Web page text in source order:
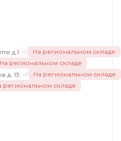
д.1:
На региональном складе
На региональном складе
д. 13:
На региональном складе
региональном складе